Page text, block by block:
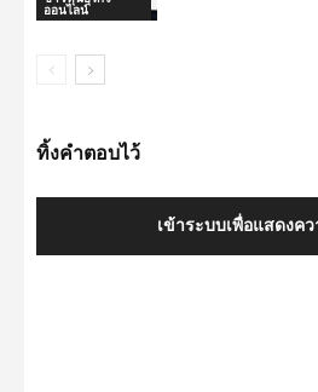
ออนไลน์
ทิ้งคำตอบไว้
เข้าระบบเพื่อแสดงค